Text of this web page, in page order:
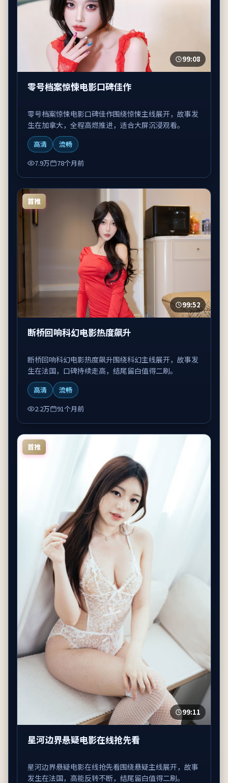
99:08
零号档案惊悚电影口碑佳作
零号档案惊悚电影口碑佳作围绕惊悚主线展开，故事发
生在加拿大，全程高燃推进，适合大屏沉浸观看。
高清
流畅
7.9万
78个月前
首推
99:52
断桥回响科幻电影热度飙升
断桥回响科幻电影热度飙升围绕科幻主线展开，故事发
生在法国，口碑持续走高，结尾留白值得二刷。
高清
流畅
2.2万
91个月前
首推
99:11
星河边界悬疑电影在线抢先看
星河边界悬疑电影在线抢先看围绕悬疑主线展开，故事
发生在法国，高能反转不断，结尾留白值得二刷。